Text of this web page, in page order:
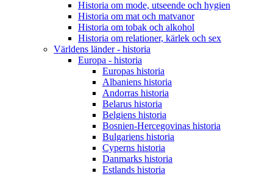
Historia om mode, utseende och hygien
Historia om mat och matvanor
Historia om tobak och alkohol
Historia om relationer, kärlek och sex
Världens länder - historia
Europa - historia
Europas historia
Albaniens historia
Andorras historia
Belarus historia
Belgiens historia
Bosnien-Hercegovinas historia
Bulgariens historia
Cyperns historia
Danmarks historia
Estlands historia